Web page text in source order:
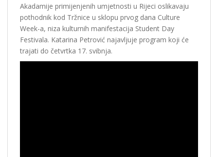
Akadamije primijenjenih umjetnosti u Rijeci oslikavaju
pothodnik kod Tržnice u sklopu prvog dana Culture
Week-a, niza kulturnih manifestacija Student Day
Festivala. Katarina Petrović najavljuje program koji će
trajati do četvrtka 17. svibnja.